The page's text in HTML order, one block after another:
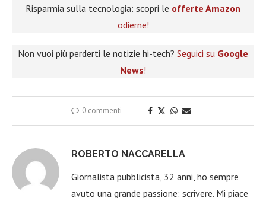
Risparmia sulla tecnologia: scopri le offerte Amazon
odierne!
Non vuoi più perderti le notizie hi-tech? Seguici su Google
News!
0 commenti
ROBERTO NACCARELLA
Giornalista pubblicista, 32 anni, ho sempre
avuto una grande passione: scrivere. Mi piace